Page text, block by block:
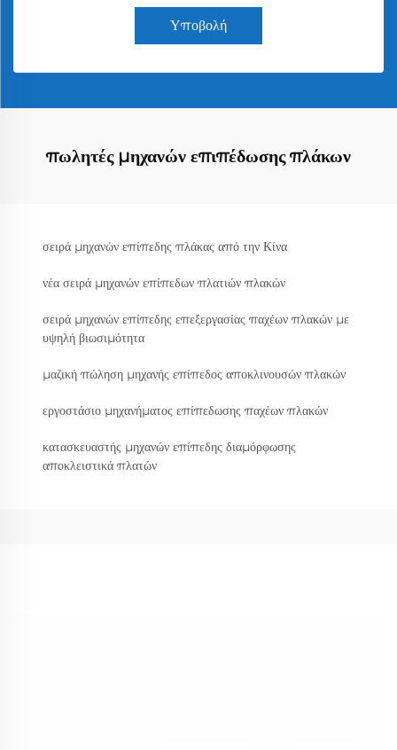
Υποβολή
πωλητές μηχανών επιπέδωσης πλάκων
σειρά μηχανών επίπεδης πλάκας από την Κίνα
νέα σειρά μηχανών επίπεδων πλατιών πλακών
σειρά μηχανών επίπεδης επεξεργασίας παχέων πλακών με
υψηλή βιωσιμότητα
μαζική πώληση μηχανής επίπεδος αποκλινουσών πλακών
εργοστάσιο μηχανήματος επίπεδωσης παχέων πλακών
κατασκευαστής μηχανών επίπεδης διαμόρφωσης
αποκλειστικά πλατών